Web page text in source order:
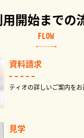
開始までの
FLOW
資料請求
ティオの詳しいご案内をお
見学